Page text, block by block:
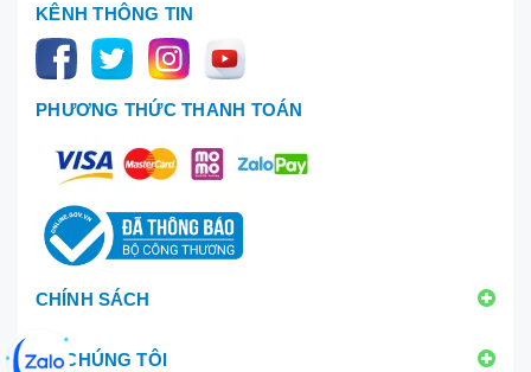
KÊNH THÔNG TIN
PHƯƠNG THỨC THANH TOÁN
CHÍNH SÁCH
VỀ CHÚNG TÔI